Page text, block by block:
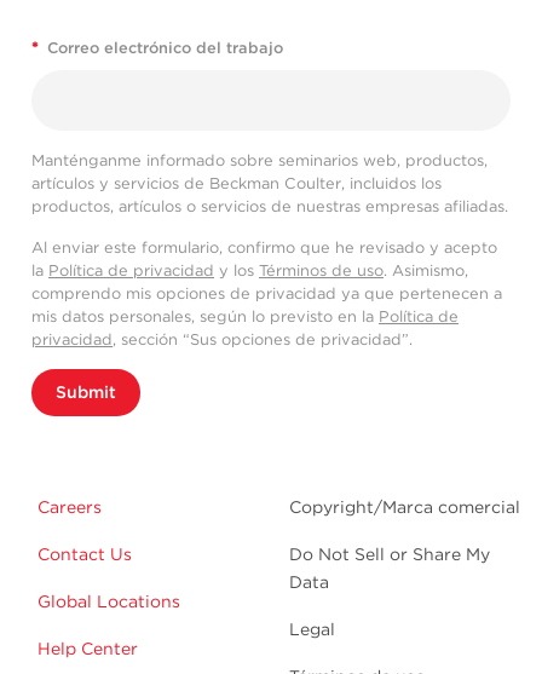
* Correo electrónico del trabajo
Manténganme informado sobre seminarios web, productos,
artículos y servicios de Beckman Coulter, incluidos los
productos, artículos o servicios de nuestras empresas afiliadas.
Al enviar este formulario, confirmo que he revisado y acepto
la Política de privacidad y los Términos de uso. Asimismo,
comprendo mis opciones de privacidad ya que pertenecen a
mis datos personales, según lo previsto en la Política de
privacidad, sección “Sus opciones de privacidad”.
Submit
Careers
Contact Us
Global Locations
Help Center
Copyright/Marca comercial
Do Not Sell or Share My
Data
Legal